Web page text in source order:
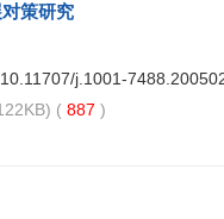
策研究
10.11707/j.1001-
( 887 )